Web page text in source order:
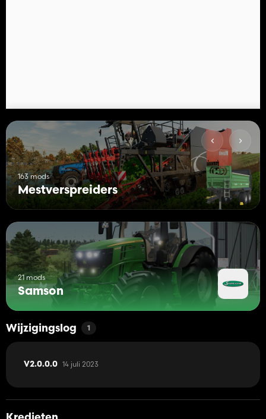
163 mods
Mestverspreiders
21 mods
Samson
Wijzigingslog 1
V2.0.0.0 14 juli 2023